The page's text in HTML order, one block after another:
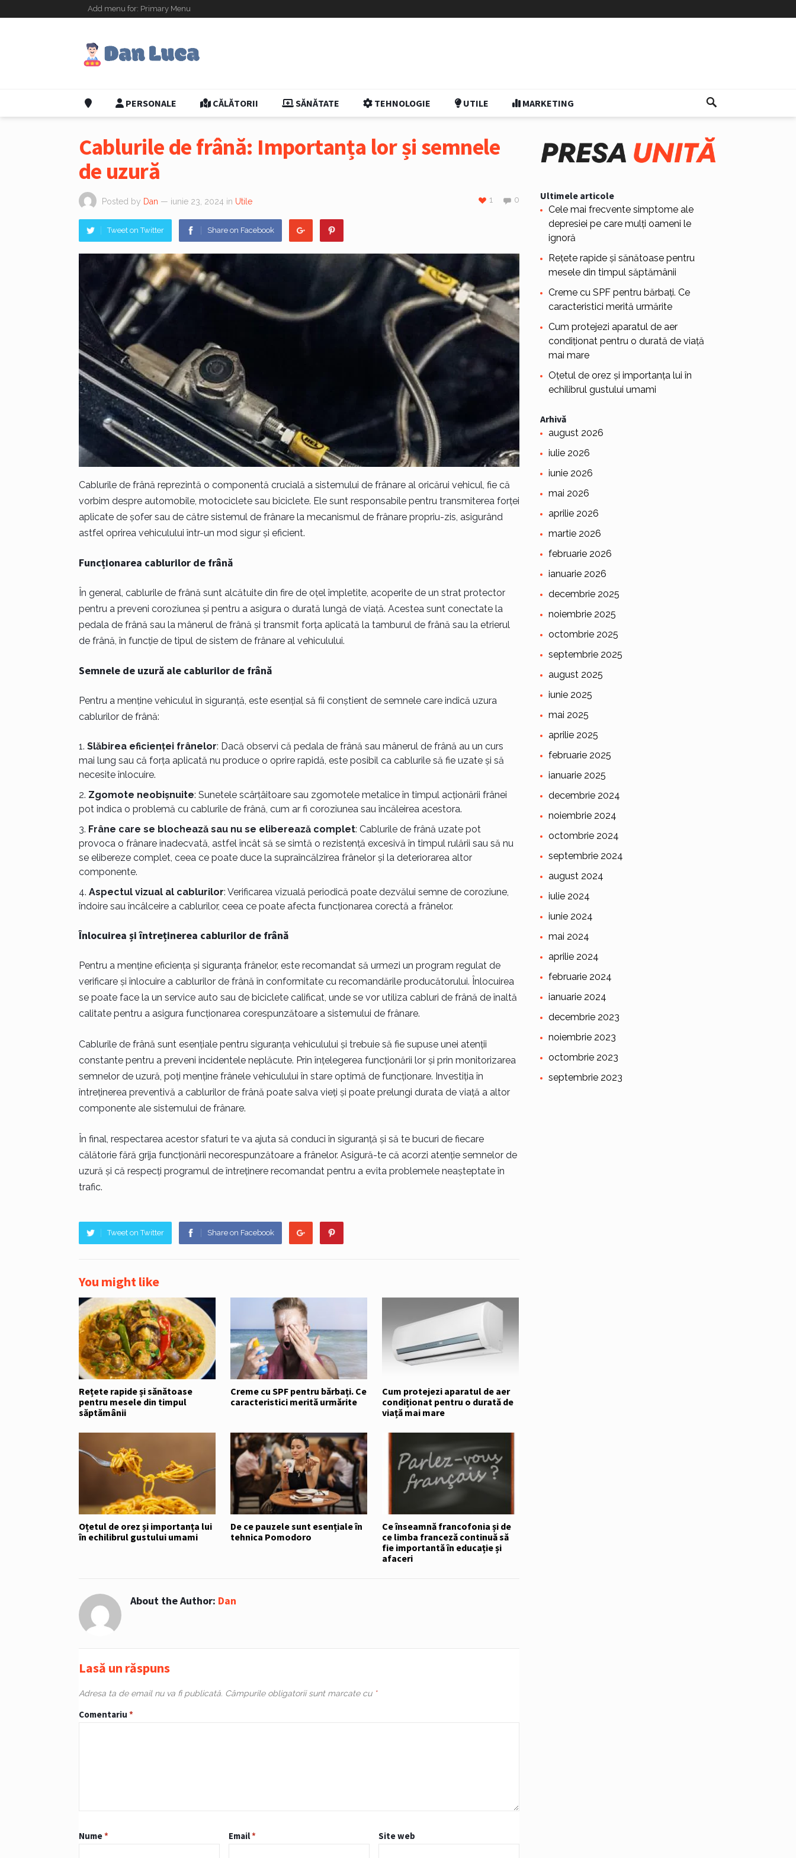
Add menu for: Primary Menu
PERSONALE CĂLĂTORII SĂNĂTATE TEHNOLOGIE UTILE MARKETING
Cablurile de frână: Importanța lor și semnele
de uzură
Posted by Dan — iunie 23, 2024 in Utile 0
1
Tweet on Twitter Share on Facebook
Cablurile de frână reprezintă o componentă crucială a sistemului de frânare al oricărui vehicul, fie că
vorbim despre automobile, motociclete sau biciclete. Ele sunt responsabile pentru transmiterea forței
aplicate de șofer sau de către sistemul de frânare la mecanismul de frânare propriu-zis, asigurând
astfel oprirea vehiculului într-un mod sigur și eficient.
Funcționarea cablurilor de frână
În general, cablurile de frână sunt alcătuite din fire de oțel împletite, acoperite de un strat protector
pentru a preveni coroziunea și pentru a asigura o durată lungă de viață. Acestea sunt conectate la
pedala de frână sau la mânerul de frână și transmit forța aplicată la tamburul de frână sau la etrierul
de frână, în funcție de tipul de sistem de frânare al vehiculului.
Semnele de uzură ale cablurilor de frână
Pentru a menține vehiculul în siguranță, este esențial să fii conștient de semnele care indică uzura
cablurilor de frână:
Slăbirea eficienței frânelor: Dacă observi că pedala de frână sau mânerul de frână au un curs
mai lung sau că forța aplicată nu produce o oprire rapidă, este posibil ca cablurile să fie uzate și să
necesite înlocuire.
Zgomote neobișnuite: Sunetele scârțâitoare sau zgomotele metalice în timpul acționării frânei
pot indica o problemă cu cablurile de frână, cum ar fi coroziunea sau încăleirea acestora.
Frâne care se blochează sau nu se eliberează complet: Cablurile de frână uzate pot
provoca o frânare inadecvată, astfel încât să se simtă o rezistență excesivă în timpul rulării sau să nu
se elibereze complet, ceea ce poate duce la supraîncălzirea frânelor și la deteriorarea altor
componente.
Aspectul vizual al cablurilor: Verificarea vizuală periodică poate dezvălui semne de coroziune,
îndoire sau încâlceire a cablurilor, ceea ce poate afecta funcționarea corectă a frânelor.
Înlocuirea și întreținerea cablurilor de frână
Pentru a menține eficiența și siguranța frânelor, este recomandat să urmezi un program regulat de
verificare și înlocuire a cablurilor de frână în conformitate cu recomandările producătorului. Înlocuirea
se poate face la un service auto sau de biciclete calificat, unde se vor utiliza cabluri de frână de înaltă
calitate pentru a asigura funcționarea corespunzătoare a sistemului de frânare.
Cablurile de frână sunt esențiale pentru siguranța vehiculului și trebuie să fie supuse unei atenții
constante pentru a preveni incidentele neplăcute. Prin înțelegerea funcționării lor și prin monitorizarea
semnelor de uzură, poți menține frânele vehiculului în stare optimă de funcționare. Investiția în
întreținerea preventivă a cablurilor de frână poate salva vieți și poate prelungi durata de viață a altor
componente ale sistemului de frânare.
În final, respectarea acestor sfaturi te va ajuta să conduci în siguranță și să te bucuri de fiecare
călătorie fără grija funcționării necorespunzătoare a frânelor. Asigură-te că acorzi atenție semnelor de
uzură și că respecți programul de întreținere recomandat pentru a evita problemele neașteptate în
trafic.
Tweet on Twitter Share on Facebook
You might like
Rețete rapide și sănătoase
pentru mesele din timpul
săptămânii
Creme cu SPF pentru bărbați. Ce
caracteristici merită urmărite
Cum protejezi aparatul de aer
condiționat pentru o durată de
viață mai mare
Oțetul de orez și importanța lui
în echilibrul gustului umami
De ce pauzele sunt esențiale în
tehnica Pomodoro
Ce înseamnă francofonia și de
ce limba franceză continuă să
fie importantă în educație și
afaceri
About the Author: Dan
Lasă un răspuns
Adresa ta de email nu va fi publicată. Câmpurile obligatorii sunt marcate cu *
Comentariu *
Nume* Email* Site web
Ultimele articole
Cele mai frecvente simptome ale
depresiei pe care mulți oameni le
ignoră
Rețete rapide și sănătoase pentru
mesele din timpul săptămânii
Creme cu SPF pentru bărbați. Ce
caracteristici merită urmărite
Cum protejezi aparatul de aer
condiționat pentru o durată de viață
mai mare
Oțetul de orez și importanța lui în
echilibrul gustului umami
Arhivă
august 2026
iulie 2026
iunie 2026
mai 2026
aprilie 2026
martie 2026
februarie 2026
ianuarie 2026
decembrie 2025
noiembrie 2025
octombrie 2025
septembrie 2025
august 2025
iunie 2025
mai 2025
aprilie 2025
februarie 2025
ianuarie 2025
decembrie 2024
noiembrie 2024
octombrie 2024
septembrie 2024
august 2024
iulie 2024
iunie 2024
mai 2024
aprilie 2024
februarie 2024
ianuarie 2024
decembrie 2023
noiembrie 2023
octombrie 2023
septembrie 2023